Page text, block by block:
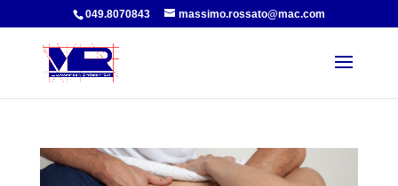
049.8070843 massimo.rossato@mac.com